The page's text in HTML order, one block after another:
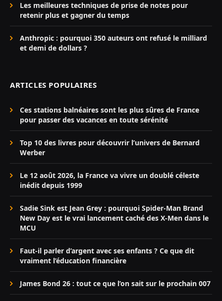
Les meilleures techniques de prise de notes pour
retenir plus et gagner du temps
Anthropic : pourquoi 350 auteurs ont refusé le milliard
et demi de dollars ?
ARTICLES POPULAIRES
Ces stations balnéaires sont les plus sûres de France
pour passer des vacances en toute sérénité
Top 10 des livres pour découvrir l’univers de Bernard
Werber
Le 12 août 2026, la France va vivre un doublé céleste
inédit depuis 1999
Sadie Sink est Jean Grey : pourquoi Spider-Man Brand
New Day est le vrai lancement caché des X-Men dans le
MCU
Faut-il parler d’argent avec ses enfants ? Ce que dit
vraiment l’éducation financière
James Bond 26 : tout ce que l’on sait sur le prochain 007